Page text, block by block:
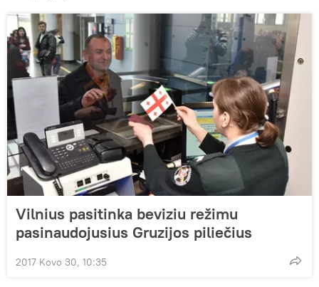
Vilnius pasitinka beviziu režimu
pasinaudojusius Gruzijos piliečius
2017 Kovo 30, 10:35